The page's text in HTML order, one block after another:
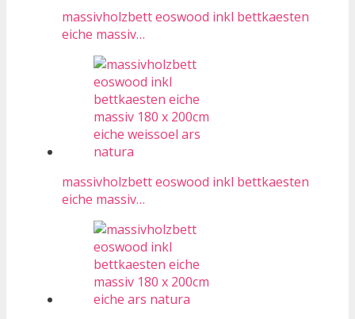
massivholzbett eoswood inkl bettkaesten
eiche massiv…
massivholzbett eoswood inkl bettkaesten
eiche massiv…